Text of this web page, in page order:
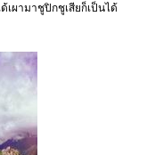
เผามาชูปิกชูเสียก็เป็นได้